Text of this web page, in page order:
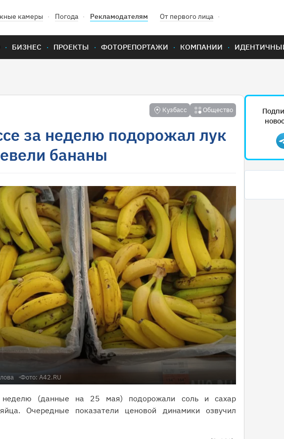
камеры Погода Рекламодателям От первого лица
БИЗНЕС ПРОЕКТЫ ФОТОРЕПОРТАЖИ КОМПАНИИ
Кузбасс Общество
за неделю подорожал лук
бананы
Фото: A42.RU
(данные на 25 мая) подорожали соль и сахар
Очередные показатели ценовой динамики озвучил